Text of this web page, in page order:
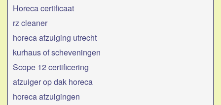
Horeca certificaat
rz cleaner
horeca afzuiging utrecht
kurhaus of scheveningen
Scope 12 certificering
afzuiger op dak horeca
horeca afzuigingen